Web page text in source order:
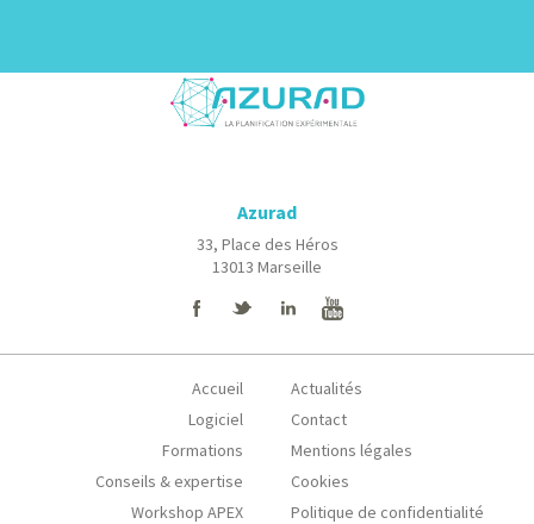
Azurad
33, Place des Héros
13013 Marseille
Accueil
Logiciel
Formations
Conseils & expertise
Workshop APEX
Actualités
Contact
Mentions légales
Cookies
Politique de confidentialité